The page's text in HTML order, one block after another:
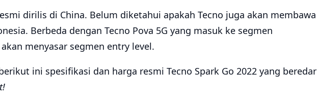
dirilis di China. Belum diketahui apakah Tecno juga akan membawa
Berbeda dengan Tecno Pova 5G yang masuk ke segmen
menyasar segmen entry level.
ini spesifikasi dan harga resmi Tecno Spark Go 2022 yang beredar